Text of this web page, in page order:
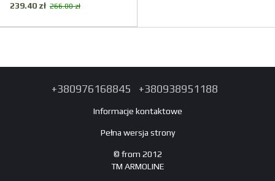
239.40 zł 266.00 zł
+380976168845 +380938951188
Informacje kontaktowe
Pełna wersja strony
© from 2012
TM ARMOLINE